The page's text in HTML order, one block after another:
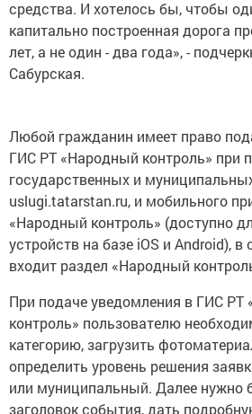
средства. И хотелось бы, чтобы
капитально построенная дорога
лет, а не один - два года», -
Сабурская.
Любой гражданин имеет право
ГИС РТ «Народный контроль» при
государственных и
uslugi.tatarstan.ru, и мобильного
«Народный контроль» (доступно
устройств на базе iOS и Android), в
входит раздел «Народный
При подаче уведомления в ГИС РТ
контроль» пользователю
категорию, загрузить
определить уровень решения
или муниципальный. Далее нужно
заголовок события, дать